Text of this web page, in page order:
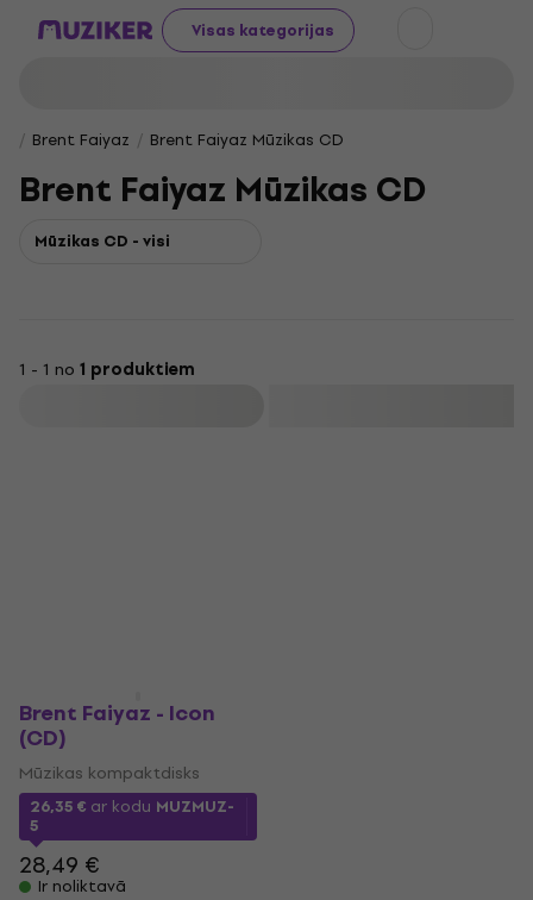
Visas kategorijas
Brent Faiyaz Brent Faiyaz Mūzikas CD
Brent Faiyaz Mūzikas CD
Mūzikas CD - visi
1 - 1 no 1 produktiem
Brent Faiyaz - Icon
(CD)
Mūzikas kompaktdisks
26,35 € ar kodu MUZMUZ-
5
28,49 €
Ir noliktavā